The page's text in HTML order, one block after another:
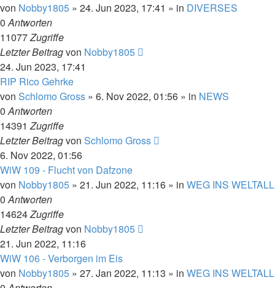
von Nobby1805 » 24. Jun 2023, 17:41 » in DIVERSES
0Antworten
11077Zugriffe
Letzter Beitragvon Nobby1805
24. Jun 2023, 17:41
RIP Rico Gehrke
von Schlomo Gross » 6. Nov 2022, 01:56 » in NEWS
0Antworten
14391Zugriffe
Letzter Beitragvon Schlomo Gross
6. Nov 2022, 01:56
WiW 109 - Flucht von Dafzone
von Nobby1805 » 21. Jun 2022, 11:16 » in WEG INS WELTALL
0Antworten
14624Zugriffe
Letzter Beitragvon Nobby1805
21. Jun 2022, 11:16
WiW 106 - Verborgen im Eis
von Nobby1805 » 27. Jan 2022, 11:13 » in WEG INS WELTALL